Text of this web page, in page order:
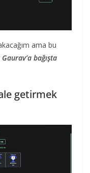
ama bu
bağışta
getirmek